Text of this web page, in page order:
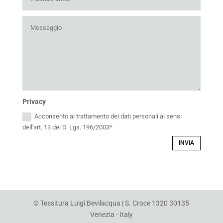
Privacy
Acconsento al trattamento dei dati personali ai sensi
dell'art. 13 del D. Lgs. 196/2003*
INVIA
© Tessitura Luigi Bevilacqua | S. Croce 1320 30135
Venezia - Italy